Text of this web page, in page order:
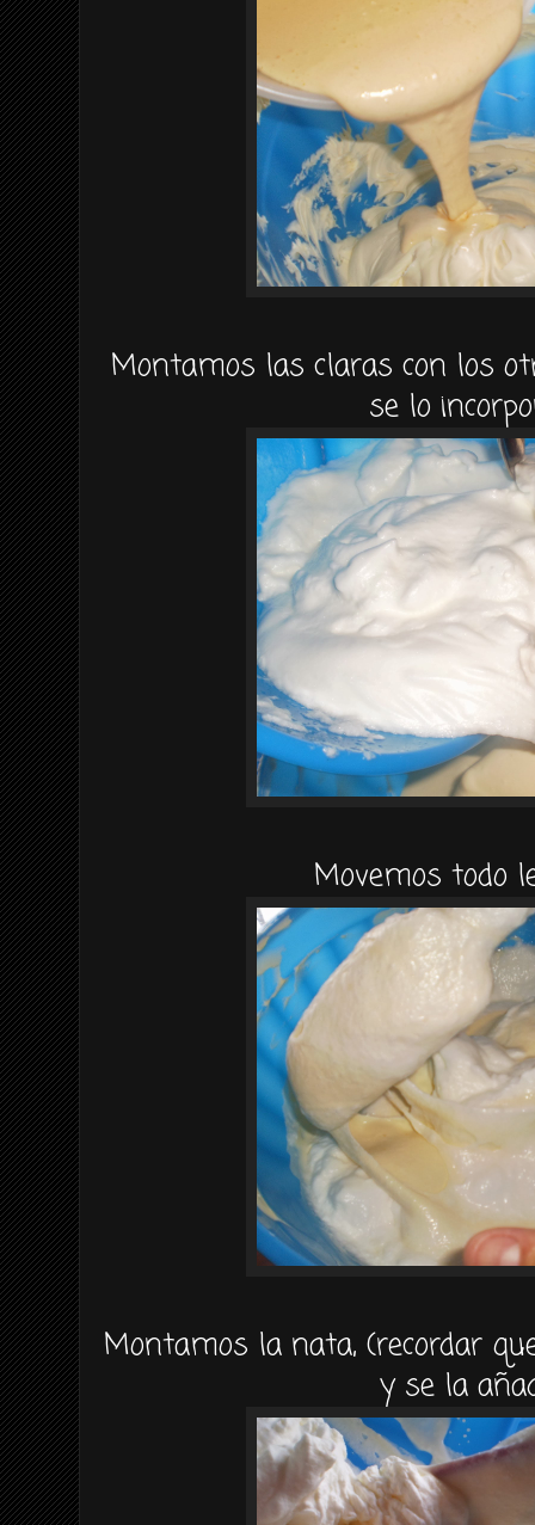
Montamos las claras con los
se lo
Movemos todo
Montamos la nata, (recordar
y se la